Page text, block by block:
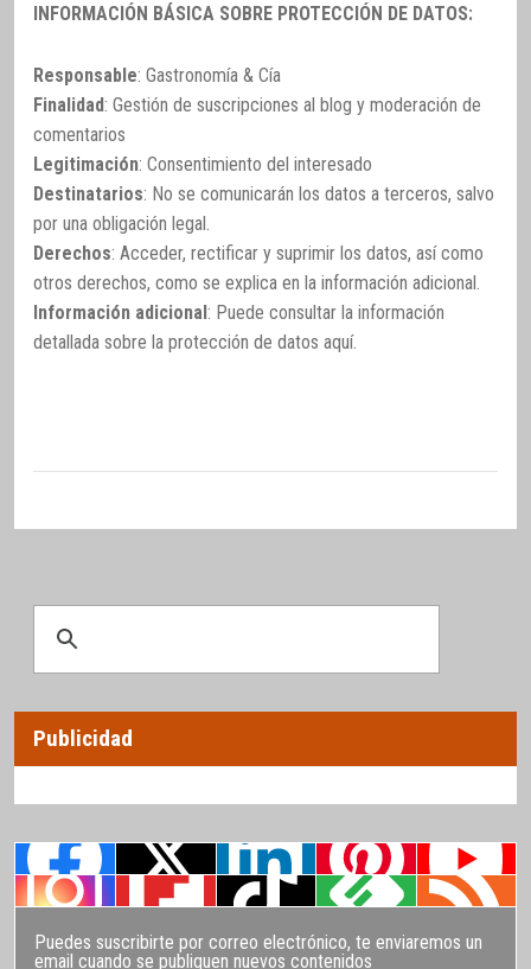
INFORMACIÓN BÁSICA SOBRE PROTECCIÓN DE DATOS:
Responsable: Gastronomía & Cía
Finalidad: Gestión de suscripciones al blog y moderación de
comentarios
Legitimación: Consentimiento del interesado
Destinatarios: No se comunicarán los datos a terceros, salvo
por una obligación legal.
Derechos: Acceder, rectificar y suprimir los datos, así como
otros derechos, como se explica en la información adicional.
Información adicional: Puede consultar la información
detallada sobre la protección de datos aquí.
Publicidad
Puedes suscribirte por correo electrónico, te enviaremos un
email cuando se publiquen nuevos contenidos